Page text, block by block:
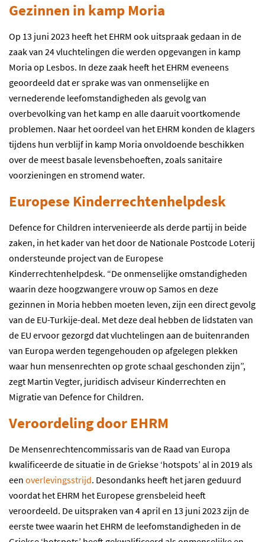
Gezinnen in kamp Moria
Op 13 juni 2023 heeft het EHRM ook uitspraak gedaan in de
zaak van 24 vluchtelingen die werden opgevangen in kamp
Moria op Lesbos. In deze zaak heeft het EHRM eveneens
geoordeeld dat er sprake was van onmenselijke en
vernederende leefomstandigheden als gevolg van
overbevolking van het kamp en alle daaruit voortkomende
problemen. Naar het oordeel van het EHRM konden de klagers
tijdens hun verblijf in kamp Moria onvoldoende beschikken
over de meest basale levensbehoeften, zoals sanitaire
voorzieningen en stromend water.
Europese Kinderrechtenhelpdesk
Defence for Children intervenieerde als derde partij in beide
zaken, in het kader van het door de Nationale Postcode Loterij
ondersteunde project van de Europese
Kinderrechtenhelpdesk. “De onmenselijke omstandigheden
waarin deze hoogzwangere vrouw op Samos en deze
gezinnen in Moria hebben moeten leven, zijn een direct gevolg
van de EU-Turkije-deal. Met deze deal hebben de lidstaten van
de EU ervoor gezorgd dat vluchtelingen aan de buitenranden
van Europa werden tegengehouden op afgelegen plekken
waar hun mensenrechten op grote schaal geschonden zijn”,
zegt Martin Vegter, juridisch adviseur Kinderrechten en
Migratie van Defence for Children.
Veroordeling door EHRM
De Mensenrechtencommissaris van de Raad van Europa
kwalificeerde de situatie in de Griekse ‘hotspots’ al in 2019 als
een overlevingsstrijd. Desondanks heeft het jaren geduurd
voordat het EHRM het Europese grensbeleid heeft
veroordeeld. De uitspraken van 4 april en 13 juni 2023 zijn de
eerste twee waarin het EHRM de leefomstandigheden in de